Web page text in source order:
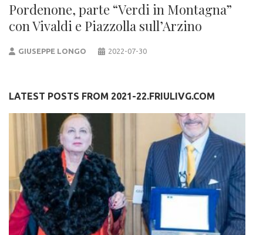
Pordenone, parte “Verdi in Montagna”
con Vivaldi e Piazzolla sull’Arzino
GIUSEPPE LONGO 2022-07-30
LATEST POSTS FROM 2021-22.FRIULIVG.COM